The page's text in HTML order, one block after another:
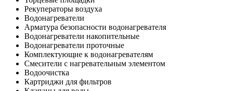
Рекуператоры воздуха
Водонагреватели
Арматура безопасности водонагревателя
Водонагреватели накопительные
Водонагреватели проточные
Комплектующие к водонагревателям
Смесители с нагревательным элементом
Водоочистка
Картриджи для фильтров